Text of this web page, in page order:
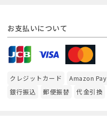
お支払いについて
クレジットカード Amazon Pay
銀行振込
郵便振替 代金引換